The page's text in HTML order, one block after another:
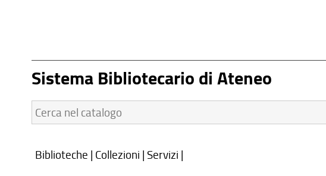
Sistema Bibliotecario di Ateneo
Cerca
nel
Biblioteche | Collezioni | Servizi |